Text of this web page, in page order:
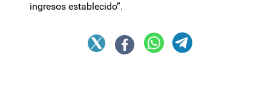
ingresos establecido”.